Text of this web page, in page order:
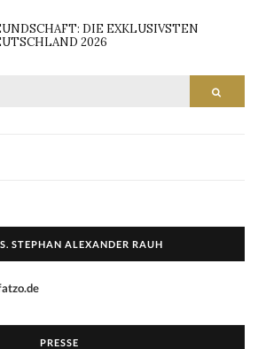
DIE EXKLUSIVSTEN
2026
STEPHAN ALEXANDER RAUH
PRESSE